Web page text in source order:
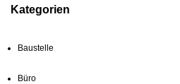
Kategorien
Baustelle
Büro